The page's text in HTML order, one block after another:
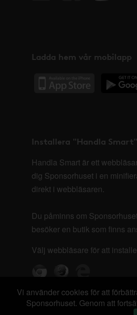
Ladda hem vår mobilapp
Installera "Handla Smart"
Handla Smart är ett
dig Sponsorhuset i en
direkt i webbläsaren.
Du påminns om
besöker en butik som finns
Välj webbläsare för att
Vi använder cookies för att
Sponsorhuset. Genom att